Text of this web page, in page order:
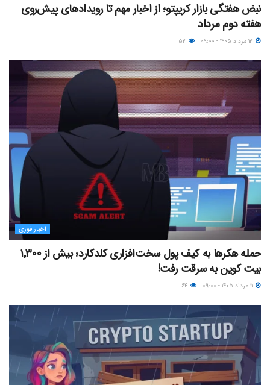
نبض هفتگی بازار کریپتو؛ از اخبار مهم تا رویدادهای پیش‌روی
هفته دوم مرداد
اخبار فوری
حمله هکرها به کیف پول سخت‌افزاری کلدکارد؛ بیش از ۱٬۳۰۰
بیت کوین به سرقت رفت!